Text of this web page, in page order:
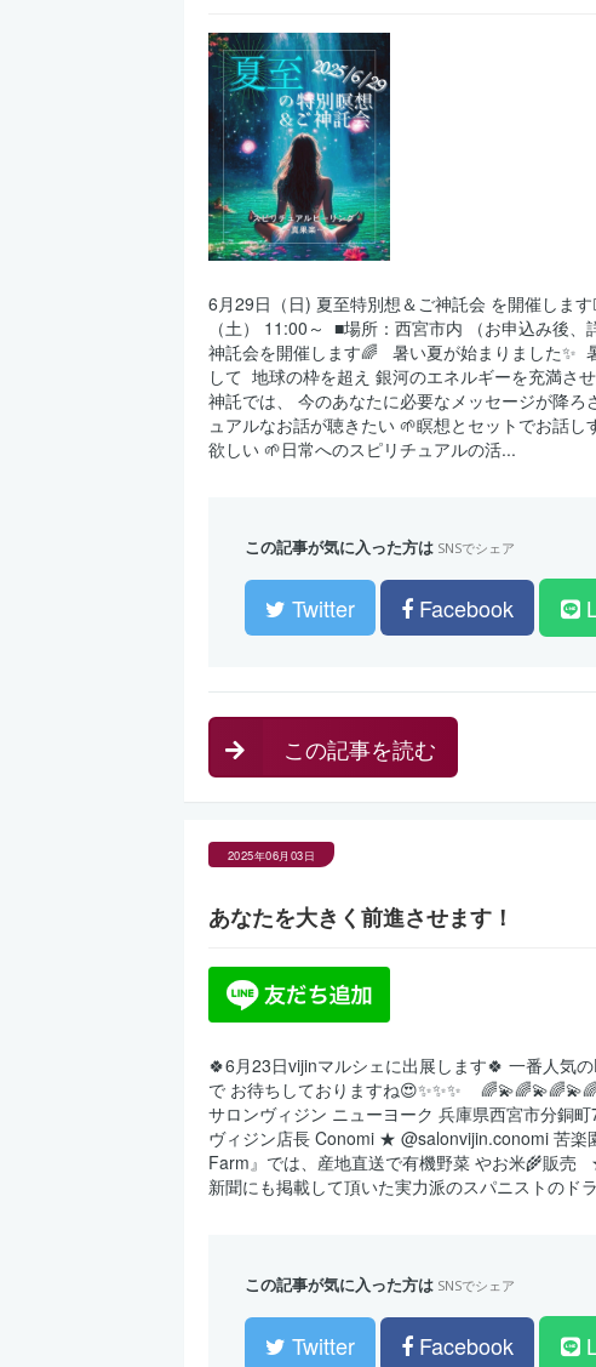
6月29日（日) 夏至特別想＆ご神託会 を開催しま
（土） 11:00～ ⁡ ■場所：西宮市内 （お申込み後
神託会を開催します🌈 ⁡ ⁡ 暑い夏が始まりました✨
して ⁡ 地球の枠を超え 銀河のエネルギーを充満さ
神託では、 今のあなたに必要なメッセージが降
ュアルなお話が聴きたい 🌱瞑想とセットでお話
欲しい 🌱日常へのスピリチュアルの活...
この記事が気に入った方は SNSでシェア
Twitter Facebook
この記事を読む
2025年06月03日
あなたを大きく前進させます！
🍀6月23日vijinマルシェに出展します🍀 一番人気
で お待ちしておりますね😍✨✨✨
サロンヴィジン ニューヨーク 兵庫県西宮市分銅
ヴィジン店長 Conomi ★ @salonvijin.conomi 苦
Farm』では、産地直送で有機野菜 やお米🌾販売
新聞にも掲載して頂いた実力派のスパニストのド
この記事が気に入った方は SNSでシェア
Twitter Facebook